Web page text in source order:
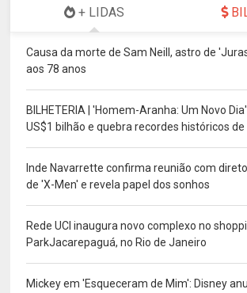
+ LIDAS
Causa da morte de Sam Neill, astro de
aos 78 anos
BILHETERIA | 'Homem-Aranha: Um Novo
US$1 bilhão e quebra recordes históricos
Inde Navarrette confirma reunião com
de 'X-Men' e revela papel dos sonhos
Rede UCI inaugura novo complexo no
ParkJacarepaguá, no Rio de Janeiro
Mickey em 'Esqueceram de Mim': Disney